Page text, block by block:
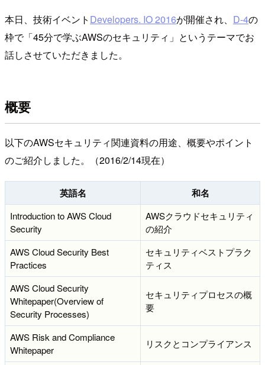
本日、技術イベント Developers. IO 2016が開催され、 D-4の
枠で「45分で学ぶAWSのセキュリティ」というテーマでお
話しさせていただきました。
概要
以下のAWSセキュリティ関連資料の用途、概要やポイント
のご紹介しました。（2016/2/14現在）
英語名 和名
Introduction to AWS Cloud
Security
AWSクラウドセキュリティ
の紹介
AWS Cloud Security Best
Practices
セキュリティベストプラク
ティス
AWS Cloud Security
Whitepaper(Overview of
Security Processes)
セキュリティプロセスの概
要
AWS Risk and Compliance
Whitepaper
リスクとコンプライアンス